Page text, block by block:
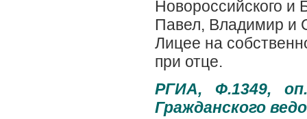
Новороссийского и
Павел, Владимир и
Лицее на
при отце.
РГИА, Ф.1349,
Гражданского